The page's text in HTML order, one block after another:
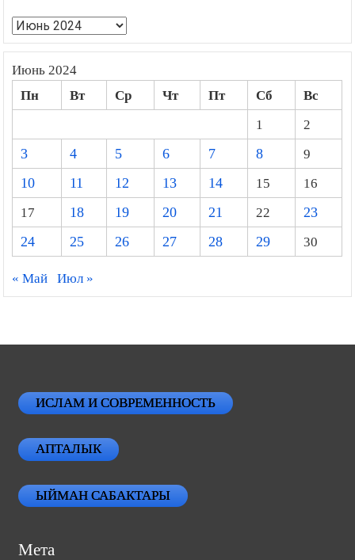
Архивы
Июнь 2024
Пн Вт Ср Чт Пт Сб
Вс
1
2
3
4 5 6 7 8
9
10
11 12 13 14 15
16
17
18 19 20 21 22
23
24
25 26 27 28 29 30
« Май Июл »
ИСЛАМ И СОВРЕМЕННОСТЬ
АПТАЛЫК
ЫЙМАН САБАКТАРЫ
Мета